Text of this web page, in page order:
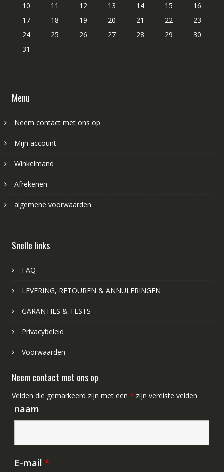
10
11 12 13 14 15
16
17
18 19 20 21 22
23
24
25 26 27 28 29
30
31
Menu
Neem contact met ons op
Mijn account
Winkelmand
Afrekenen
algemene voorwaarden
Snelle links
FAQ
LEVERING, RETOUREN & ANNULERINGEN
GARANTIES & TESTS
Privacybeleid
Voorwaarden
Neem contact met ons op
Velden die gemarkeerd zijn met een * zijn vereiste velden
naam
E-mail *